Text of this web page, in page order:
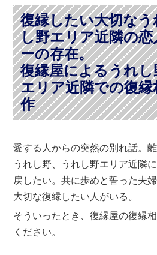
復縁したい大切な
し野エリア近隣の
ーの存在。
復縁屋によるうれ
エリア近隣での復縁
作
愛する人からの突然の別れ話。離
うれし野、うれし野エリア近隣
戻したい。共に歩めと誓った夫
大切な復縁したい人がいる。
そういったとき、復縁屋の復縁
ください。